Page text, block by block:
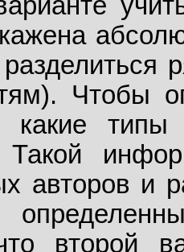
Чтобы
какие
Такой
авторов и
второй